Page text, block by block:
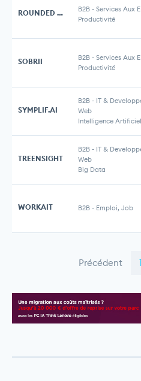
ROUNDED TECHNOLOGIES B2B - Services Aux
Productivité
SOBRII B2B - Services Aux
Productivité
SYMPLIF.AI
B2B - IT &
Web
Intelligence
TREENSIGHT
B2B - IT &
Web
Big Data
WORKAIT B2B - Emploi, Job
Précédent 1